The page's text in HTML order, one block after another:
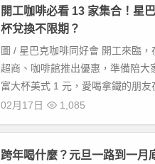
開工咖啡必看 13 家集合！星
杯兌換不限期？
圖 / 星巴克咖啡同好會 開工來臨
超商、咖啡館推出優惠，準備陪
富大杯美式 1 元，愛喝拿鐵的朋友
02月17日
1,085
跨年喝什麼？元旦一路到一月